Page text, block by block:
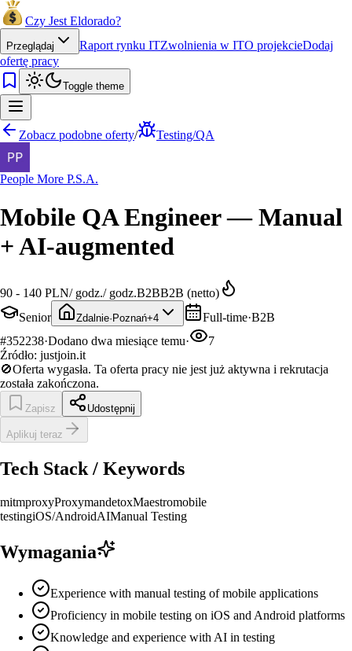
Czy Jest Eldorado?
Przeglądaj Raport rynku ITZwolnienia w ITO projekcieDodaj
ofertę pracy
Toggle theme
Zobacz podobne oferty/ Testing/QA
People More P.S.A.
Mobile QA Engineer — Manual
+ AI-augmented
90 - 140 PLN/ godz./ godz.B2BB2B (netto)
Senior
Zdalnie· Poznań+4 Full-time·B2B
#352238·Dodano dwa miesiące temu·
7
Źródło: justjoin.it
🚫Oferta wygasła. Ta oferta pracy nie jest już aktywna i rekrutacja
została zakończona.
Zapisz Udostępnij
Aplikuj teraz
Tech Stack / Keywords
mitmproxyProxymandetoxMaestromobile
testingiOS/AndroidAIManual Testing
Wymagania
Experience with manual testing of mobile applications
Proficiency in mobile testing on iOS and Android platforms
Knowledge and experience with AI in testing